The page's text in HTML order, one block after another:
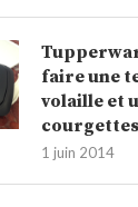
faire une
volaille et
courgettes
1 juin 2014